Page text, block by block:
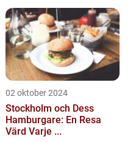
02 oktober 2024
Stockholm och Dess
Hamburgare: En Resa
Värd Varje ...